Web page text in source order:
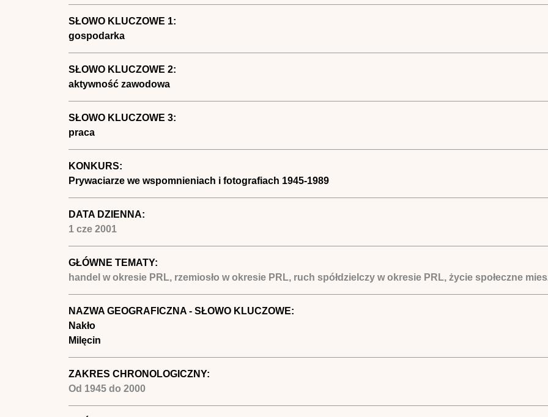
SŁOWO KLUCZOWE 1:
gospodarka
SŁOWO KLUCZOWE 2:
aktywność zawodowa
SŁOWO KLUCZOWE 3:
praca
KONKURS:
Prywaciarze we wspomnieniach i fotografiach 1945-1989
DATA DZIENNA:
1 cze 2001
GŁÓWNE TEMATY:
handel w okresie PRL, rzemiosło w okresie PRL, ruch spółdzielczy w okresie PRL, życie społeczne
NAZWA GEOGRAFICZNA - SŁOWO KLUCZOWE:
Nakło
Milęcin
ZAKRES CHRONOLOGICZNY:
Od 1945do 2000